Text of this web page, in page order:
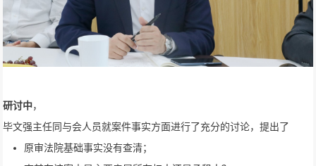
研讨中，
毕文强主任同与会人员就案件事实方面进行了充分的讨论，提出了
原审法院基础事实没有查清；